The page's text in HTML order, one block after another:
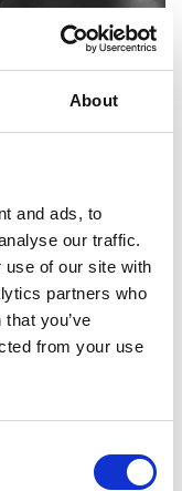
About
and ads, to
our traffic.
use of our site with
partners who
you’ve
from your use